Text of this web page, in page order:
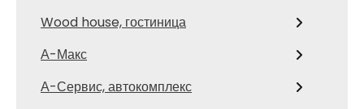
Wood house, гостиница
А-Макс
А-Сервис, автокомплекс